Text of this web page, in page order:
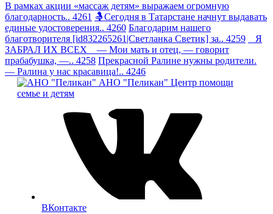
В рамках акции «массаж детям» выражаем огромную
благодарность.. 4261 🤱Сегодня в Татарстане начнут выдавать
единые удостоверения.. 4260 Благодарим нашего
благотворителя [id832265261|Светланка Светик] за.. 4259
Я
ЗАБРАЛ ИХ ВСЕХ — Мои мать и отец, — говорит
прабабушка, —.. 4258 Прекрасной Ралине нужны родители.
— Ралина у нас красавица!.. 4246
АНО "Пеликан" Центр помощи
семье и детям
ВКонтакте